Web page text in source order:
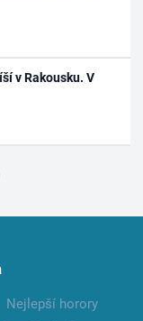
v Rakousku. V
Nejlepší horory